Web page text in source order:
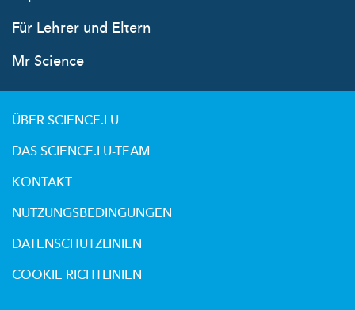
Für Lehrer und Eltern
Mr Science
ÜBER SCIENCE.LU
DAS SCIENCE.LU-TEAM
KONTAKT
NUTZUNGSBEDINGUNGEN
DATENSCHUTZLINIEN
COOKIE RICHTLINIEN